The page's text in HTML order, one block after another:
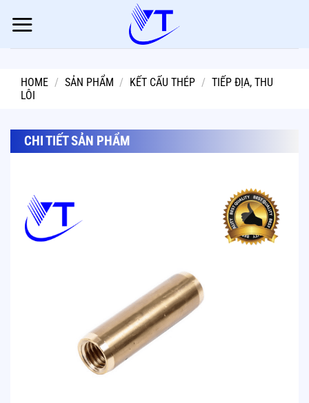
HOME / SẢN PHẨM / KẾT CẤU THÉP / TIẾP ĐỊA, THU
LÔI
CHI TIẾT SẢN PHẨM